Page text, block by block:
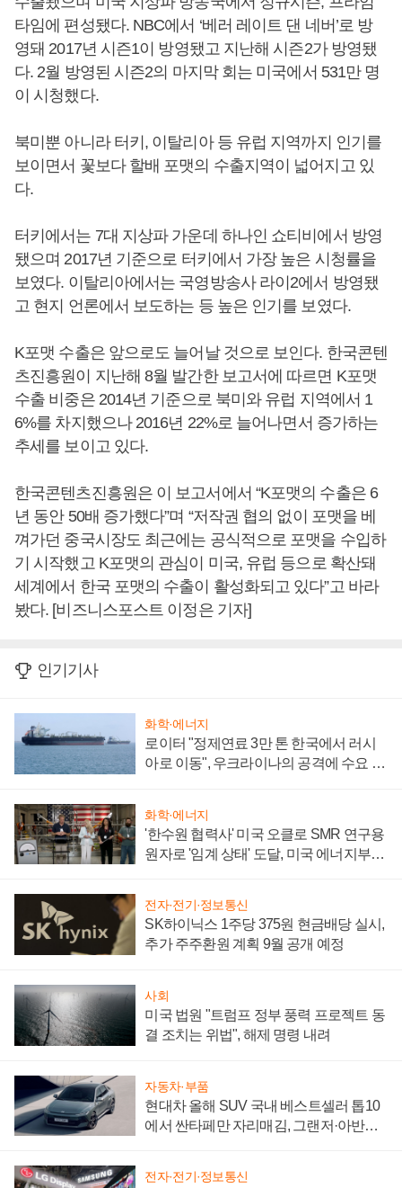
타임에 편성됐다. NBC에서 ‘베러 레이트 댄 네버’로 방
영돼 2017년 시즌1이 방영됐고 지난해 시즌2가 방영됐
다. 2월 방영된 시즌2의 마지막 회는 미국에서 531만 명
이 시청했다.
북미뿐 아니라 터키, 이탈리아 등 유럽 지역까지 인기를
보이면서 꽃보다 할배 포맷의 수출지역이 넓어지고 있
다.
터키에서는 7대 지상파 가운데 하나인 쇼티비에서 방영
됐으며 2017년 기준으로 터키에서 가장 높은 시청률을
보였다. 이탈리아에서는 국영방송사 라이2에서 방영됐
고 현지 언론에서 보도하는 등 높은 인기를 보였다.
K포맷 수출은 앞으로도 늘어날 것으로 보인다. 한국콘텐
츠진흥원이 지난해 8월 발간한 보고서에 따르면 K포맷
수출 비중은 2014년 기준으로 북미와 유럽 지역에서 1
6%를 차지했으나 2016년 22%로 늘어나면서 증가하는
추세를 보이고 있다.
한국콘텐츠진흥원은 이 보고서에서 “K포맷의 수출은 6
년 동안 50배 증가했다”며 “저작권 협의 없이 포맷을 베
껴가던 중국시장도 최근에는 공식적으로 포맷을 수입하
기 시작했고 K포맷의 관심이 미국, 유럽 등으로 확산돼
세계에서 한국 포맷의 수출이 활성화되고 있다”고 바라
봤다. [비즈니스포스트 이정은 기자]
인기기사
화학·에너지
로이터 "정제연료 3만 톤 한국에서 러시
아로 이동", 우크라이나의 공격에 수요 늘
화학·에너지
'한수원 협력사' 미국 오클로 SMR 연구용
원자로 '임계 상태' 도달, 미국 에너지부
전자·전기·정보통신
SK하이닉스 1주당 375원 현금배당 실시,
추가 주주환원 계획 9월 공개 예정
사회
미국 법원 "트럼프 정부 풍력 프로젝트 동
결 조치는 위법", 해제 명령 내려
자동차·부품
현대차 올해 SUV 국내 베스트셀러 톱10
에서 싼타페만 자리매김, 그랜저·아반떼
전자·전기·정보통신